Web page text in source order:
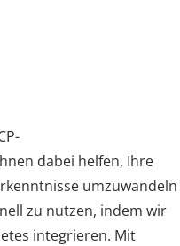
dabei helfen, Ihre
umzuwandeln
zu nutzen, indem wir
integrieren. Mit